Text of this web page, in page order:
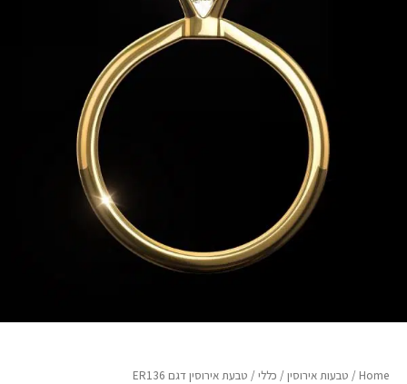
Home
/ טבעות אירוסין/ כללי/ טבעת אירוסין דגם ER136